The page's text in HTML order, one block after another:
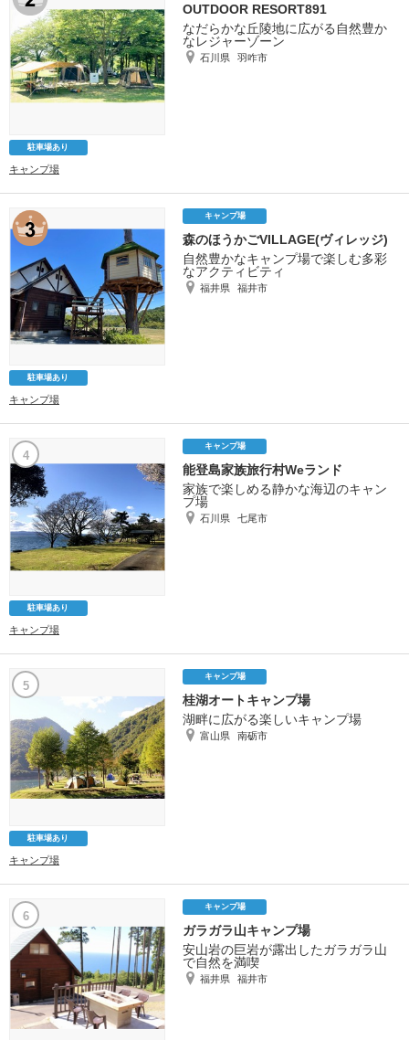
OUTDOOR RESORT891
なだらかな丘陵地に広がる自然豊か
なレジャーゾーン
石川県 羽咋市
駐車場あり
キャンプ場
キャンプ場
森のほうかごVILLAGE(ヴィレッジ)
自然豊かなキャンプ場で楽しむ多彩
なアクティビティ
福井県 福井市
駐車場あり
キャンプ場
4
キャンプ場
能登島家族旅行村Weランド
家族で楽しめる静かな海辺のキャン
プ場
石川県 七尾市
駐車場あり
キャンプ場
5
キャンプ場
桂湖オートキャンプ場
湖畔に広がる楽しいキャンプ場
富山県 南砺市
駐車場あり
キャンプ場
6
キャンプ場
ガラガラ山キャンプ場
安山岩の巨岩が露出したガラガラ山
で自然を満喫
福井県 福井市